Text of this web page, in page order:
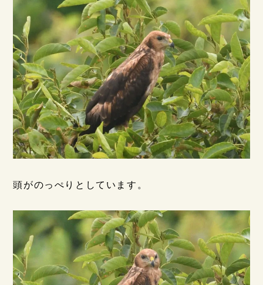
頭がのっぺりとしています。